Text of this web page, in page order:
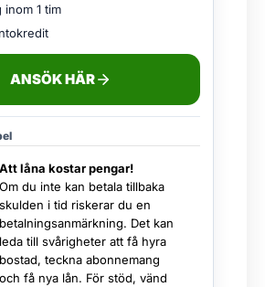
inom 1 tim
ANSÖK HÄR
Att låna kostar pengar!
Om du inte kan betala tillbaka
skulden i tid riskerar du en
betalningsanmärkning. Det kan
leda till svårigheter att få hyra
bostad, teckna abonnemang
och få nya lån. För stöd, vänd